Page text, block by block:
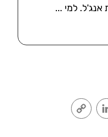
אנג'ל. למי
LinkedIn